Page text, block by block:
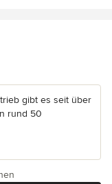
gibt es seit über
rund 50